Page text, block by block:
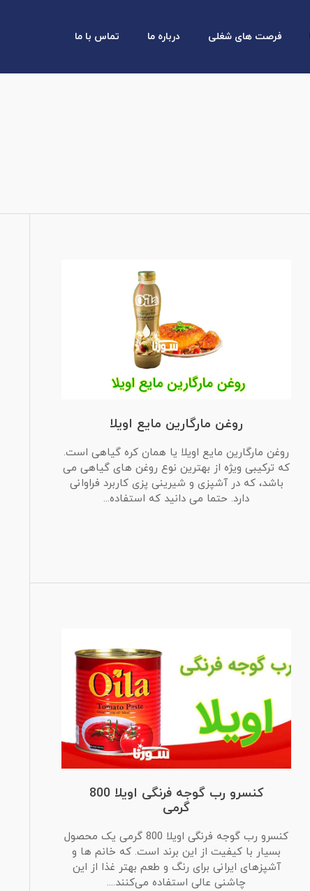
فرصت های شغلی درباره ما تماس با ما
روغن مارگارین مایع اویلا
روغن مارگارین مایع اویلا یا همان کره گیاهی است.
که ترکیبی ویژه از بهترین نوع روغن های گیاهی می
باشد، که در آشپزی و شیرینی پزی کاربرد فراوانی
دارد. حتما می دانید که استفاده...
کنسرو رب گوجه فرنگی اویلا 800
گرمی
کنسرو رب گوجه فرنگی اویلا 800 گرمی یک محصول
بسیار با کیفیت از این برند است. که خانم ها و
آشپزهای ایرانی برای رنگ و طعم بهتر غذا از این
چاشنی عالی استفاده می‌کنند....